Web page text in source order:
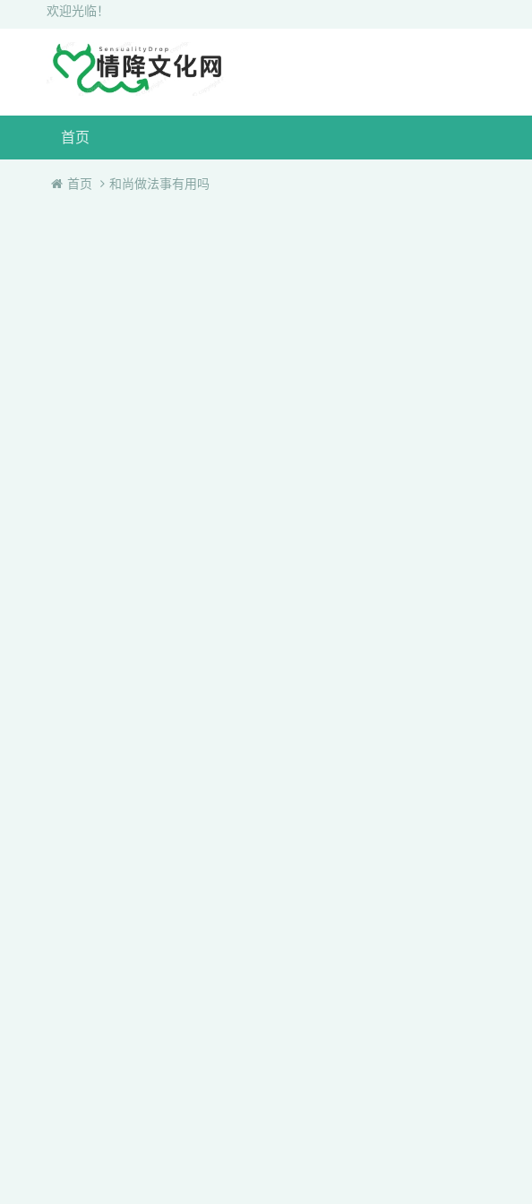
欢迎光临！
首页
首页 和尚做法事有用吗